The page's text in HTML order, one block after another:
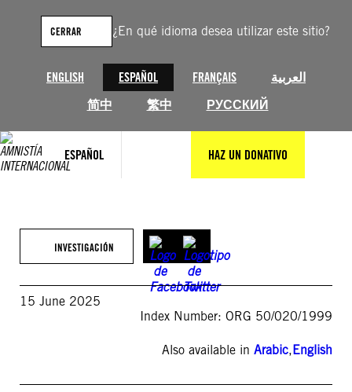
¿En qué idioma desea utilizar este sitio?
ENGLISH ESPAÑOL FRANÇAIS
العربية
简中
繁中 РУССКИЙ
CERRAR
ESPAÑOL HAZ UN DONATIVO
contenido
INVESTIGACIÓN
15 June 2025
Index Number: ORG 50/020/1999
Also available in Arabic,English